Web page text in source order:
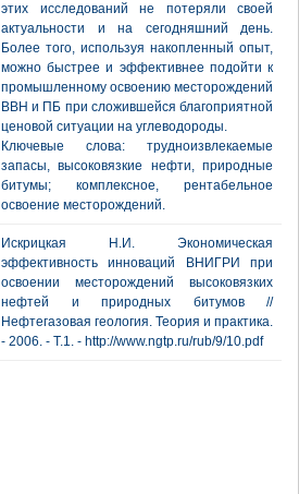
этих исследований не потеряли своей
актуальности и на сегодняшний день.
Более того, используя накопленный опыт,
можно быстрее и эффективнее подойти к
промышленному освоению месторождений
ВВН и ПБ при сложившейся благоприятной
ценовой ситуации на углеводороды.
Ключевые слова: трудноизвлекаемые
запасы, высоковязкие нефти, природные
битумы; комплексное, рентабельное
освоение месторождений.
Искрицкая Н.И. Экономическая
эффективность инноваций ВНИГРИ при
освоении месторождений высоковязких
нефтей и природных битумов //
Нефтегазовая геология. Теория и практика.
- 2006. - Т.1. - http://www.ngtp.ru/rub/9/10.pdf